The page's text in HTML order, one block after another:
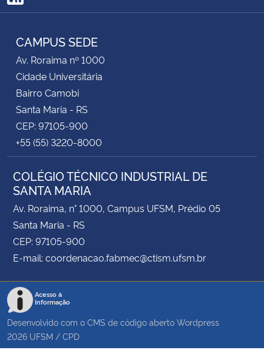
RSS
CAMPUS SEDE
Av. Roraima nº 1000
Cidade Universitária
Bairro Camobi
Santa Maria - RS
CEP: 97105-900
+55 (55) 3220-8000
COLÉGIO TÉCNICO INDUSTRIAL DE
SANTA MARIA
Av. Roraima, n° 1000, Campus UFSM, Prédio 05
Santa Maria - RS
CEP: 97105-900
E-mail: coordenacao.fabmec@ctism.ufsm.br
Acesso à
Informação
Desenvolvido com o CMS de código aberto Wordpress
2026 UFSM / CPD